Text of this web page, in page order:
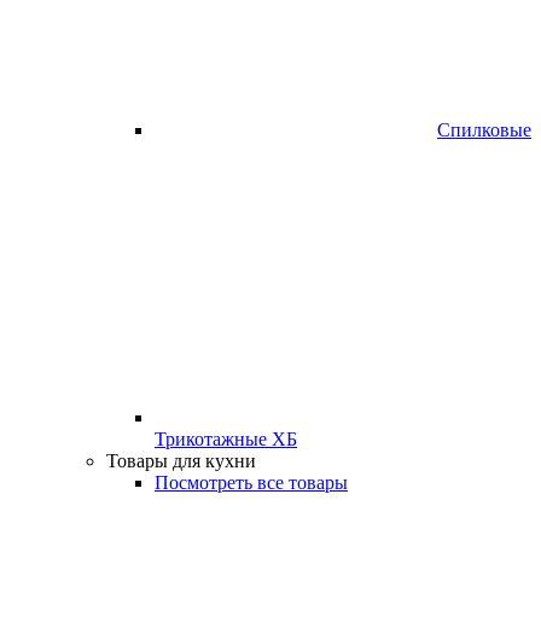
Спилковые
Трикотажные ХБ
Товары для кухни
Посмотреть все товары